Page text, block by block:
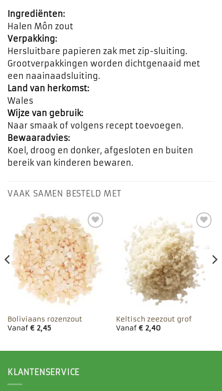
Ingrediënten:
Halen Môn zout
Verpakking:
Hersluitbare papieren zak met zip-sluiting.
Grootverpakkingen worden dichtgenaaid met
een naainaadsluiting.
Land van herkomst:
Wales
Wijze van gebruik:
Naar smaak of volgens recept toevoegen.
Bewaaradvies:
Koel, droog en donker, afgesloten en buiten
bereik van kinderen bewaren.
VAAK SAMEN BESTELD MET
Toevoegen
aan
favorieten
Boliviaans rozenzout
Vanaf €2,45
Toevoegen
aan
favorieten
Keltisch zeezout grof
Vanaf €2,40
KLANTENSERVICE